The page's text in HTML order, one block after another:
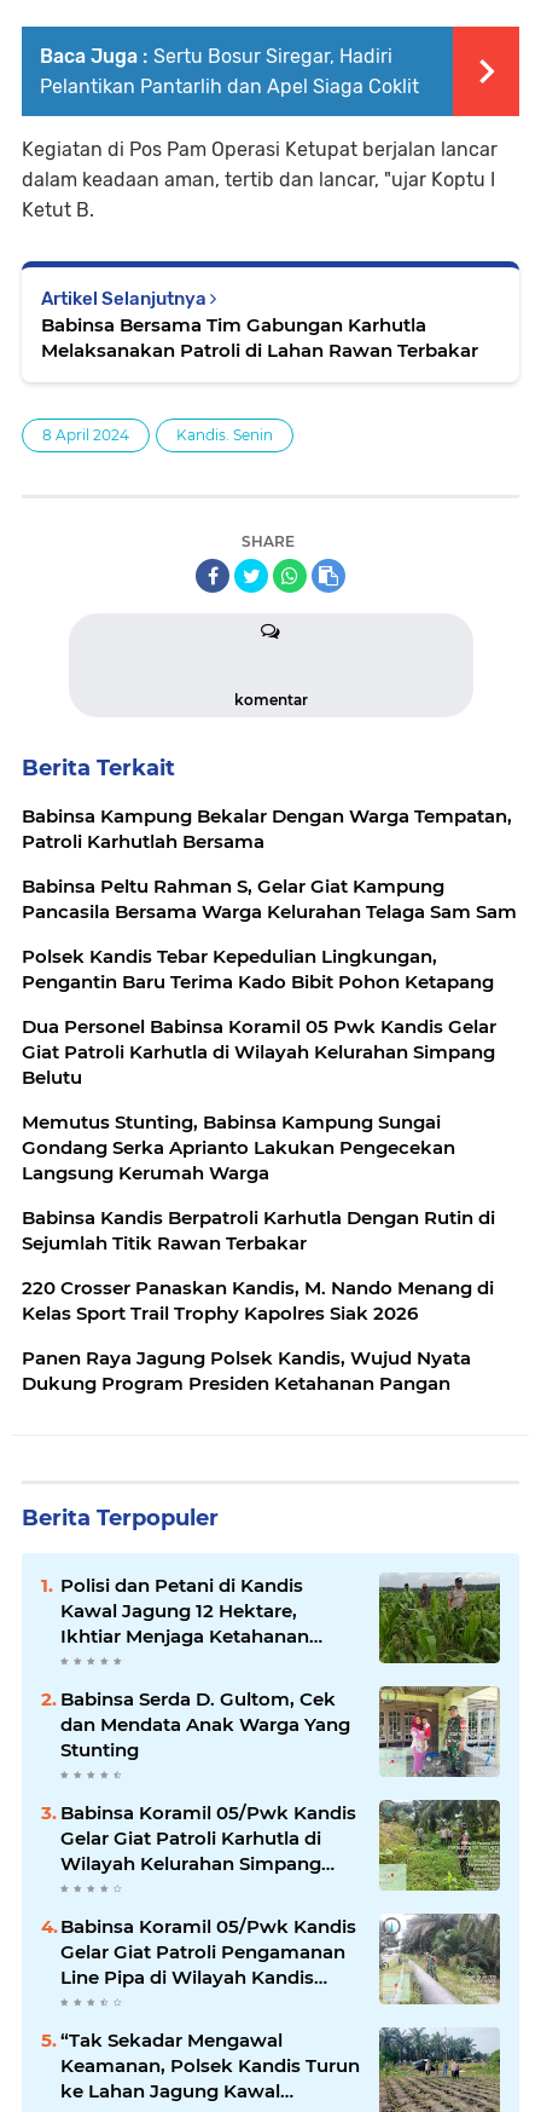
Baca Juga : Sertu Bosur Siregar, Hadiri
Pelantikan Pantarlih dan Apel Siaga Coklit
Kegiatan di Pos Pam Operasi Ketupat berjalan lancar
dalam keadaan aman, tertib dan lancar, "ujar Koptu I
Ketut B.
Artikel Selanjutnya
Babinsa Bersama Tim Gabungan Karhutla
Melaksanakan Patroli di Lahan Rawan Terbakar
8 April 2024 Kandis. Senin
SHARE
komentar
Berita Terkait
Babinsa Kampung Bekalar Dengan Warga Tempatan,
Patroli Karhutlah Bersama
Babinsa Peltu Rahman S, Gelar Giat Kampung
Pancasila Bersama Warga Kelurahan Telaga Sam Sam
Polsek Kandis Tebar Kepedulian Lingkungan,
Pengantin Baru Terima Kado Bibit Pohon Ketapang
Dua Personel Babinsa Koramil 05 Pwk Kandis Gelar
Giat Patroli Karhutla di Wilayah Kelurahan Simpang
Belutu
Memutus Stunting, Babinsa Kampung Sungai
Gondang Serka Aprianto Lakukan Pengecekan
Langsung Kerumah Warga
Babinsa Kandis Berpatroli Karhutla Dengan Rutin di
Sejumlah Titik Rawan Terbakar
220 Crosser Panaskan Kandis, M. Nando Menang di
Kelas Sport Trail Trophy Kapolres Siak 2026
Panen Raya Jagung Polsek Kandis, Wujud Nyata
Dukung Program Presiden Ketahanan Pangan
Berita Terpopuler
Polisi dan Petani di Kandis
Kawal Jagung 12 Hektare,
Ikhtiar Menjaga Ketahanan
Pangan
Babinsa Serda D. Gultom, Cek
dan Mendata Anak Warga Yang
Stunting
Babinsa Koramil 05/Pwk Kandis
Gelar Giat Patroli Karhutla di
Wilayah Kelurahan Simpang
Belutu
Babinsa Koramil 05/Pwk Kandis
Gelar Giat Patroli Pengamanan
Line Pipa di Wilayah Kandis
Kandis
“Tak Sekadar Mengawal
Keamanan, Polsek Kandis Turun
ke Lahan Jagung Kawal